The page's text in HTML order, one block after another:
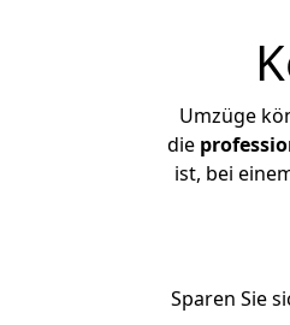
Umzüge
die
ist, bei
Sparen Sie